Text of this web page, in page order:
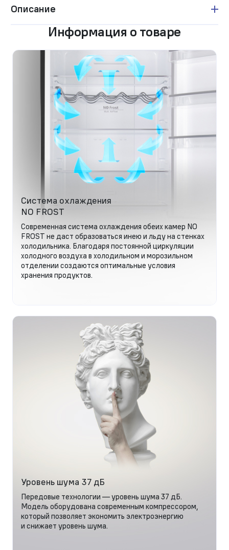
Описание
Информация о товаре
Система охлаждения
NO FROST
Современная система охлаждения обеих камер NO
FROST не даст образоваться инею и льду на стенках
холодильника. Благодаря постоянной циркуляции
холодного воздуха в холодильном и морозильном
отделении создаются оптимальные условия
хранения продуктов.
Уровень шума 37 дБ
Передовые технологии — уровень шума 37 дБ.
Модель оборудована современным компрессором,
который позволяет экономить электроэнергию
и снижает уровень шума.